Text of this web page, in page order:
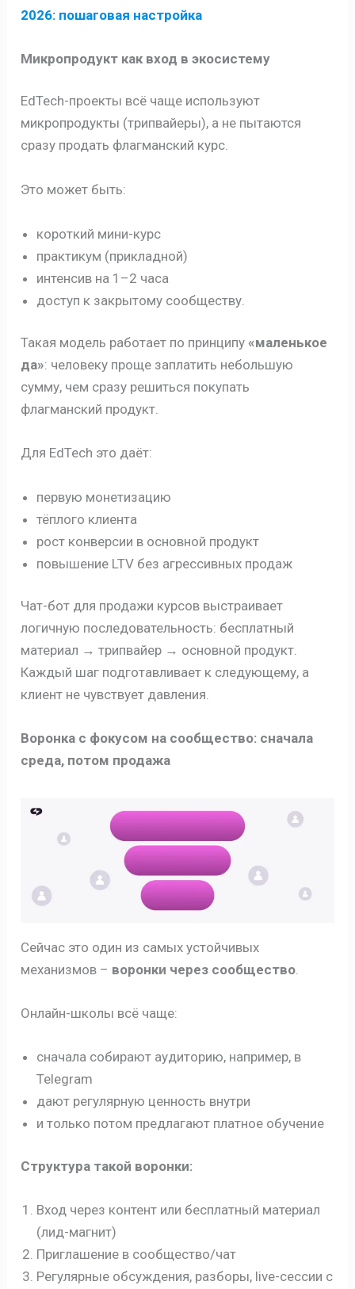
2026: пошаговая настройка
Микропродукт как вход в экосистему
EdTech-проекты всё чаще используют
микропродукты (трипвайеры), а не пытаются
сразу продать флагманский курс.
Это может быть:
короткий мини-курс
практикум (прикладной)
интенсив на 1–2 часа
доступ к закрытому сообществу.
Такая модель работает по принципу«маленькое
да»: человеку проще заплатить небольшую
сумму, чем сразу решиться покупать
флагманский продукт.
Для EdTech это даёт:
первую монетизацию
тёплого клиента
рост конверсии в основной продукт
повышение LTV без агрессивных продаж
Чат-бот для продажи курсов выстраивает
логичную последовательность: бесплатный
материал → трипвайер → основной продукт.
Каждый шаг подготавливает к следующему, а
клиент не чувствует давления.
Воронка с фокусом на сообщество: сначала
среда, потом продажа
Сейчас это один из самых устойчивых
механизмов – воронки через сообщество
Онлайн-школы всё чаще:
сначала собирают аудиторию, например, в
Telegram
дают регулярную ценность внутри
и только потом предлагают платное обучение
Структура такой воронки:
Вход через контент или бесплатный материал
(лид-магнит)
Приглашение в сообщество/чат
Регулярные обсуждения, разборы, live-сессии с